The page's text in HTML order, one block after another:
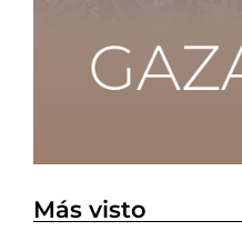
Más visto